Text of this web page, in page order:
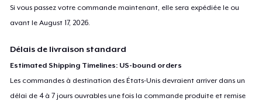
Si vous passez votre commande maintenant, elle sera expédiée le ou
avant leAugust 17, 2026
Délais de livraison standard
Estimated Shipping Timelines: US-bound orders
Les commandes à destination des États-Unis devraient arriver dans un
délai de 4 à 7 jours ouvrables une fois la commande produite et remise